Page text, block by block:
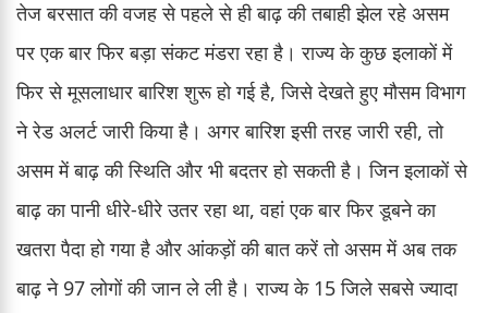
तेज बरसात की वजह से पहले से ही बाढ़ की तबाही झेल रहे असम
पर एक बार फिर बड़ा संकट मंडरा रहा है। राज्य के कुछ इलाकों में
फिर से मूसलाधार बारिश शुरू हो गई है, जिसे देखते हुए मौसम विभाग
ने रेड अलर्ट जारी किया है। अगर बारिश इसी तरह जारी रही, तो
असम में बाढ़ की स्थिति और भी बदतर हो सकती है। जिन इलाकों से
बाढ़ का पानी धीरे-धीरे उतर रहा था, वहां एक बार फिर डूबने का
खतरा पैदा हो गया है और आंकड़ों की बात करें तो असम में अब तक
बाढ़ ने 97 लोगों की जान ले ली है। राज्य के 15 जिले सबसे ज्यादा